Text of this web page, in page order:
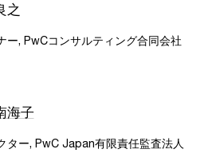
之
ー, PwCコンサルティング合同会社
海子
ター, PwC Japan有限責任監査法人